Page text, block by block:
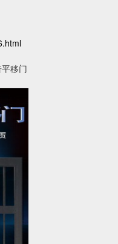
移门